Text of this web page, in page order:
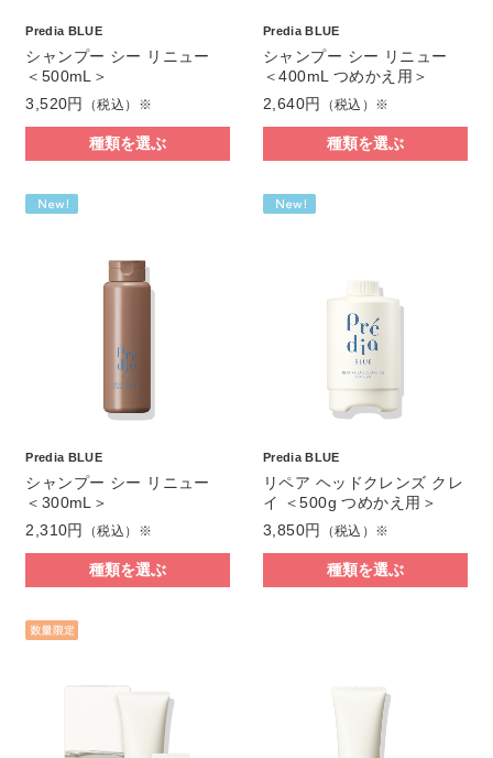
Predia BLUE
シャンプー シー リニュー
＜500mL＞
3,520円
（税込）※
種類を選ぶ
Predia BLUE
シャンプー シー リニュー
＜400mL つめかえ用＞
2,640円
（税込）※
種類を選ぶ
Predia BLUE
シャンプー シー リニュー
＜300mL＞
2,310円
（税込）※
種類を選ぶ
Predia BLUE
リペア ヘッドクレンズ クレ
イ ＜500g つめかえ用＞
3,850円
（税込）※
種類を選ぶ